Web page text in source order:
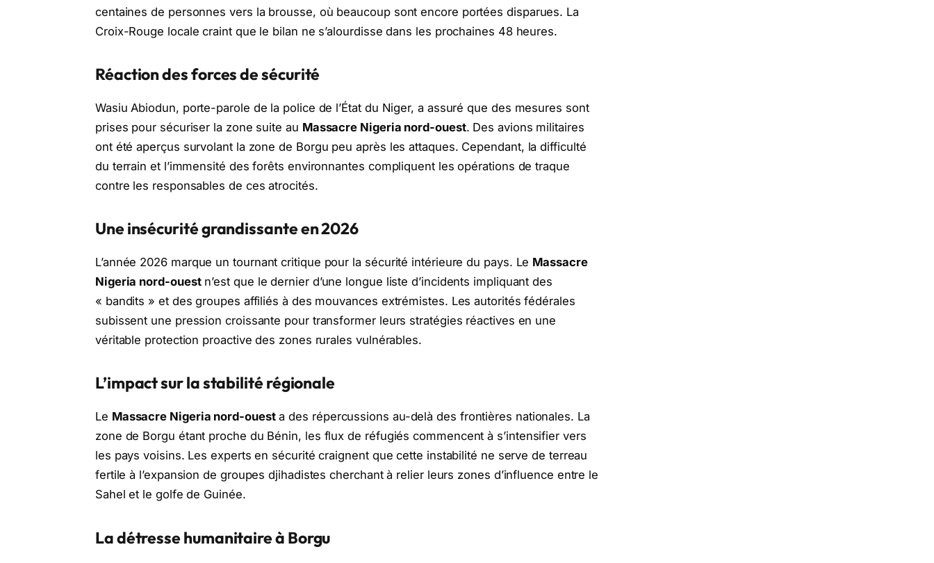
centaines de personnes vers la brousse, où beaucoup sont encore portées disparues. La
Croix-Rouge locale craint que le bilan ne s’alourdisse dans les prochaines 48 heures.
Réaction des forces de sécurité
Wasiu Abiodun, porte-parole de la police de l’État du Niger, a assuré que des mesures sont
prises pour sécuriser la zone suite au Massacre Nigeria nord-ouest. Des avions militaires
ont été aperçus survolant la zone de Borgu peu après les attaques. Cependant, la difficulté
du terrain et l’immensité des forêts environnantes compliquent les opérations de traque
contre les responsables de ces atrocités.
Une insécurité grandissante en 2026
L’année 2026 marque un tournant critique pour la sécurité intérieure du pays. Le Massacre
Nigeria nord-ouestn’est que le dernier d’une longue liste d’incidents impliquant des
« bandits » et des groupes affiliés à des mouvances extrémistes. Les autorités fédérales
subissent une pression croissante pour transformer leurs stratégies réactives en une
véritable protection proactive des zones rurales vulnérables.
L’impact sur la stabilité régionale
Le Massacre Nigeria nord-ouesta des répercussions au-delà des frontières nationales. La
zone de Borgu étant proche du Bénin, les flux de réfugiés commencent à s’intensifier vers
les pays voisins. Les experts en sécurité craignent que cette instabilité ne serve de terreau
fertile à l’expansion de groupes djihadistes cherchant à relier leurs zones d’influence entre le
Sahel et le golfe de Guinée.
La détresse humanitaire à Borgu